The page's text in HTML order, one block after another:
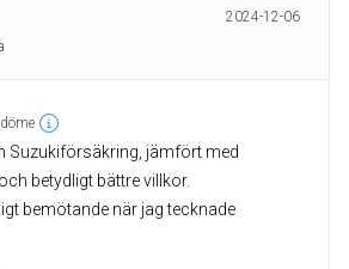
2024-12-06
Suzukiförsäkring, jämfört med
betydligt bättre villkor.
bemötande när jag tecknade